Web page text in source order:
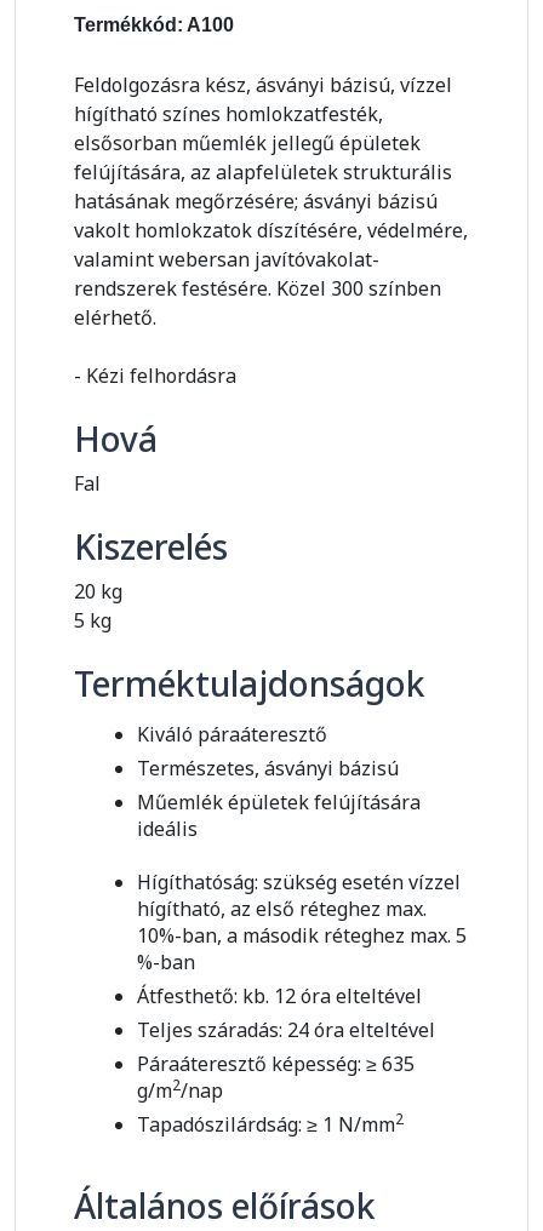
Termékkód: A100
Feldolgozásra kész, ásványi bázisú, vízzel
hígítható színes homlokzatfesték,
elsősorban műemlék jellegű épületek
felújítására, az alapfelületek strukturális
hatásának megőrzésére; ásványi bázisú
vakolt homlokzatok díszítésére, védelmére,
valamint webersan javítóvakolat-
rendszerek festésére. Közel 300 színben
elérhető.
- Kézi felhordásra
Hová
Fal
Kiszerelés
20 kg
5 kg
Terméktulajdonságok
Kiváló páraáteresztő
Természetes, ásványi bázisú
Műemlék épületek felújítására
ideális
Hígíthatóság: szükség esetén vízzel
hígítható, az első réteghez max.
10%-ban, a második réteghez max. 5
%-ban
Átfesthető: kb. 12 óra elteltével
Teljes száradás: 24 óra elteltével
Páraáteresztő képesség: ≥ 635
g/m2/nap
Tapadószilárdság: ≥ 1 N/mm2
Általános előírások